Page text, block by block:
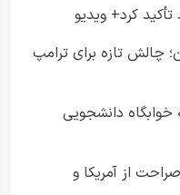
کرد+ ویدیو
چالش تازه برای ترامپ
خوابگاه دانشجویی
از آمریکا و